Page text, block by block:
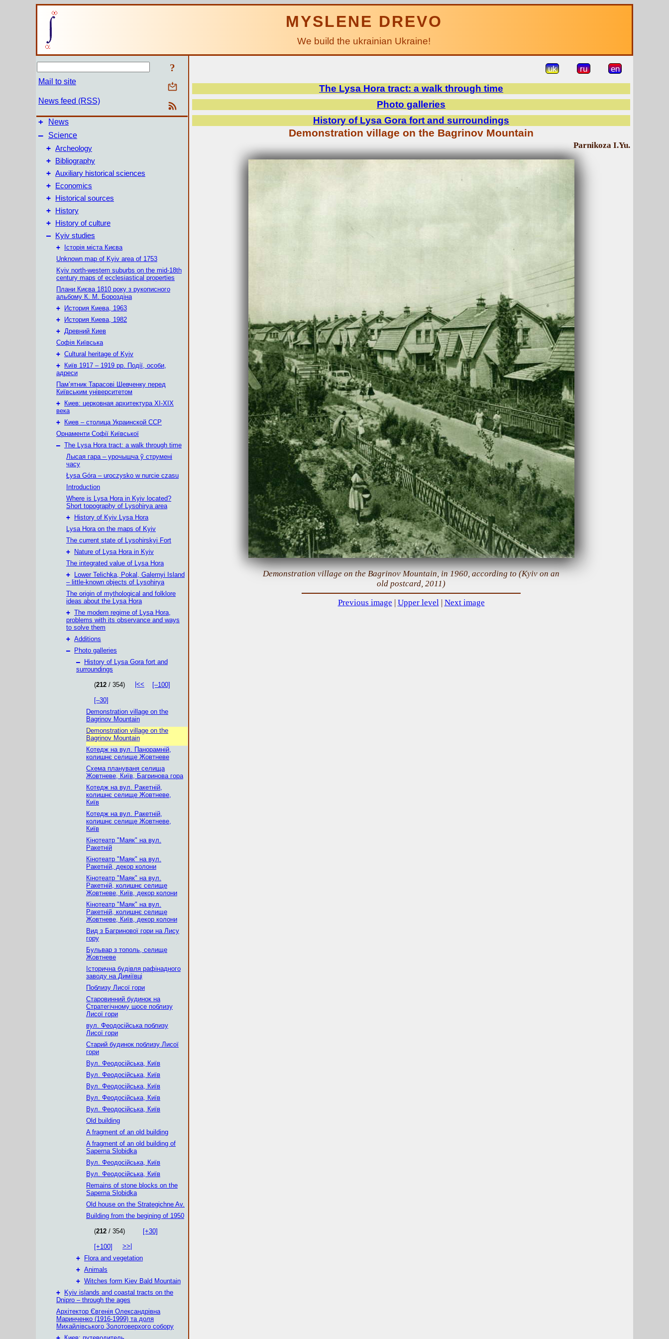
MYSLENE DREVO
We build the ukrainian Ukraine!
?
Mail to site
News feed (RSS)
+ News
–
Science
+ Archeology
+ Bibliography
+ Auxiliary historical sciences
+ Economics
+ Historical sources
+ History
+ History of culture
– Kyiv studies
+
Історія міста Києва
Unknown map of Kyiv area of 1753
Kyiv north-western suburbs on the mid-18th
century maps of ecclesiastical properties
Плани Києва 1810 року з рукописного
альбому К. М. Бороздіна
+
История Киева, 1963
+
История Киева, 1982
+ Древний Киев
Софія Київська
+ Cultural heritage of Kyiv
+
Київ 1917 – 1919 рр. Події, особи,
адреси
Пам’ятник Тарасові Шевченку перед
Київським університетом
+
Киев: церковная архитектура XI-XIX
века
+
Киев – столица Украинской ССР
Орнаменти Софії Київської
– The Lysa Hora tract: a walk through time
Лысая гара – урочышча ў струмені
часу
Łysa Góra – uroczysko w nurcie czasu
Introduction
Where is Lysa Hora in Kyiv located?
Short topography of Lysohirya area
+
History of Kyiv Lysa Hora
Lysa Hora on the maps of Kyiv
The current state of Lysohirskyi Fort
+
Nature of Lysa Hora in Kyiv
The integrated value of Lysa Hora
+
Lower Telichka, Pokal, Galernyi Island
– little-known objects of Lysohirya
The origin of mythological and folklore
ideas about the Lysa Hora
+ The modern regime of Lysa Hora,
problems with its observance and ways
to solve them
+ Additions
–
Photo galleries
–
History of Lysa Gora fort and
surroundings
(212 / 354) |<< [–100]
[–30]
Demonstration village on the
Bagrinov Mountain
Demonstration village on the
Bagrinov Mountain
Котедж на вул. Панорамній,
колишнє селище Жовтневе
Схема плануваня селища
Жовтневе, Київ, Багринова гора
Котедж на вул. Ракетній,
колишнє селище Жовтневе,
Київ
Котедж на вул. Ракетній,
колишнє селище Жовтневе,
Київ
Кінотеатр "Маяк" на вул.
Ракетній
Кінотеатр "Маяк" на вул.
Ракетній, декор колони
Кінотеатр "Маяк" на вул.
Ракетній, колишнє селище
Жовтневе, Київ, декор колони
Кінотеатр "Маяк" на вул.
Ракетній, колишнє селище
Жовтневе, Київ, декор колони
Вид з Багринової гори на Лису
гору
Бульвар з тополь, селище
Жовтневе
Історична будівля рафінадного
заводу на Диміївці
Поблизу Лисої гори
Старовинний будинок на
Стратегічному шосе поблизу
Лисої гори
вул. Феодосійська поблизу
Лисої гори
Старий будинок поблизу Лисої
гори
Вул. Феодосійська, Київ
Вул. Феодосійська, Київ
Вул. Феодосійська, Київ
Вул. Феодосійська, Київ
Вул. Феодосійська, Київ
Old building
A fragment of an old building
A fragment of an old building of
Saperna Slobidka
Вул. Феодосійська, Київ
Вул. Феодосійська, Київ
Remains of stone blocks on the
Saperna Slobidka
Old house on the Strategichne Av.
Building from the begining of 1950
(212 / 354) [+30]
[+100]
>>|
+
Flora and vegetation
+ Animals
+ Witches form Kiev Bald Mountain
+
Kyiv islands and coastal tracts on the
Dnipro – through the ages
Архітектор Євгенія Олександрівна
Маринченко (1916-1999) та доля
Михайлівського Золотоверхого собору
uk ru en
The Lysa Hora tract: a walk through time
Photo galleries
History of Lysa Gora fort and surroundings
Demonstration village on the Bagrinov Mountain
Parnikoza I.Yu.
Demonstration village on the Bagrinov Mountain, in 1960, according to (Kyiv on an
old postcard, 2011)
Previous image | Upper level| Next image